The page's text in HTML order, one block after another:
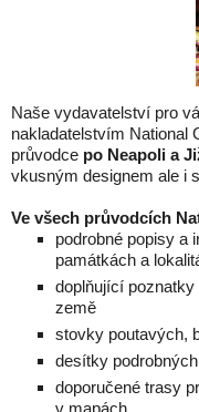
Naše vydavatelství pro
nakladatelstvím National
průvodce po Neapoli a
vkusným designem ale i
Ve všech průvodcích
podrobné popisy a
památkách a
doplňující
země
stovky poutavých,
desítky
doporučené trasy
v mapách